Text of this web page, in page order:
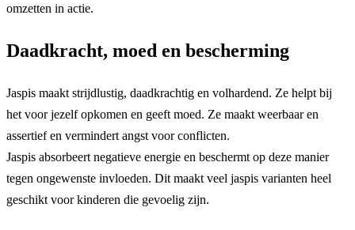
omzetten in actie.
Daadkracht, moed en bescherming
Jaspis maakt strijdlustig, daadkrachtig en volhardend. Ze helpt bij
het voor jezelf opkomen en geeft moed. Ze maakt weerbaar en
assertief en vermindert angst voor conflicten.
Jaspis absorbeert negatieve energie en beschermt op deze manier
tegen ongewenste invloeden. Dit maakt veel jaspis varianten heel
geschikt voor kinderen die gevoelig zijn.